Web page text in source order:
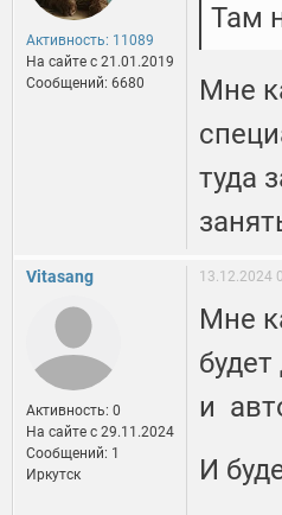
Активность: 11089
На сайте c 21.01.2019
Сообщений: 6680
Там
Мне
туда
Vitasang
Активность: 0
На сайте c 29.11.2024
Сообщений: 1
Иркутск
13.12.2024
Мне
и
И